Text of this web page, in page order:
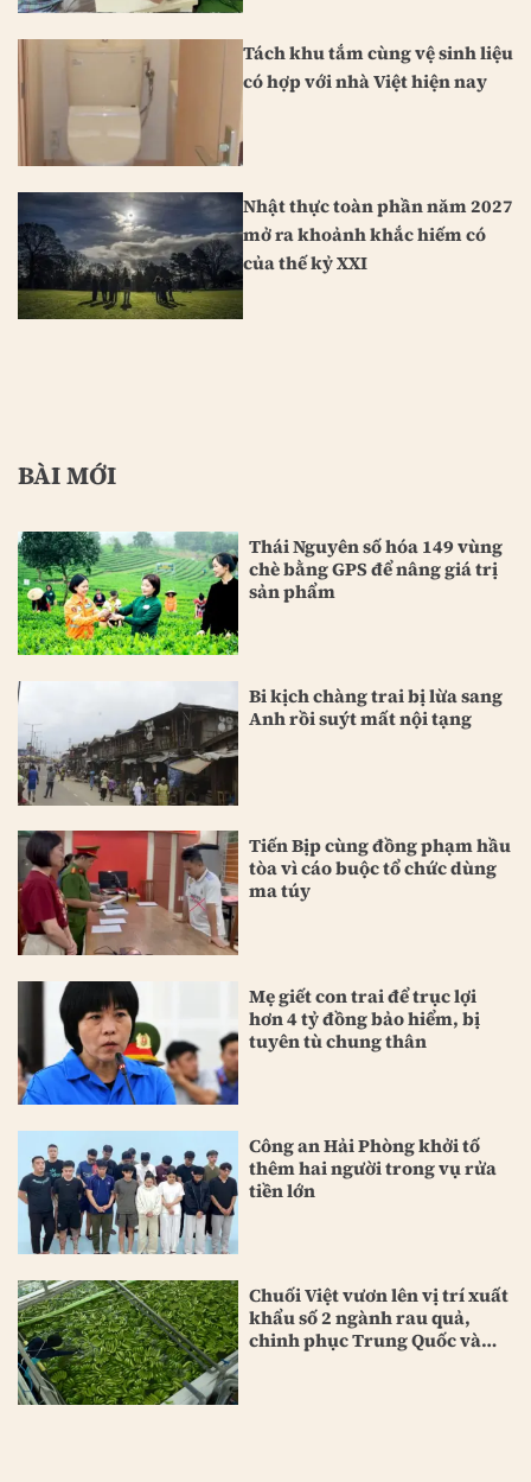
Tách khu tắm cùng vệ sinh liệu
có hợp với nhà Việt hiện nay
Nhật thực toàn phần năm 2027
mở ra khoảnh khắc hiếm có
của thế kỷ XXI
BÀI MỚI
Thái Nguyên số hóa 149 vùng
chè bằng GPS để nâng giá trị
sản phẩm
Bi kịch chàng trai bị lừa sang
Anh rồi suýt mất nội tạng
Tiến Bịp cùng đồng phạm hầu
tòa vì cáo buộc tổ chức dùng
ma túy
Mẹ giết con trai để trục lợi
hơn 4 tỷ đồng bảo hiểm, bị
tuyên tù chung thân
Công an Hải Phòng khởi tố
thêm hai người trong vụ rửa
tiền lớn
Chuối Việt vươn lên vị trí xuất
khẩu số 2 ngành rau quả,
chinh phục Trung Quốc và